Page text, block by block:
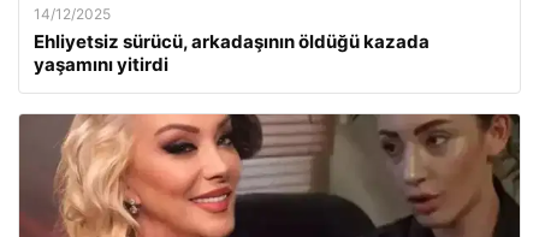
14/12/2025
Ehliyetsiz sürücü, arkadaşının öldüğü kazada
yaşamını yitirdi